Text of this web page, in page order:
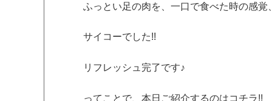
ふっとい足の肉を、一口で食べた時の感覚
サイコーでした!!
リフレッシュ完了です♪
ってことで、本日ご紹介するのはコチラ!!